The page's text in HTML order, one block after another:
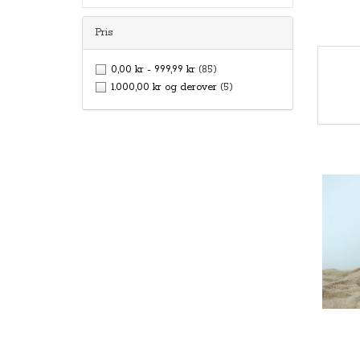
Pris
0,00 kr - 999,99 kr (85)
1.000,00 kr og derover (5)